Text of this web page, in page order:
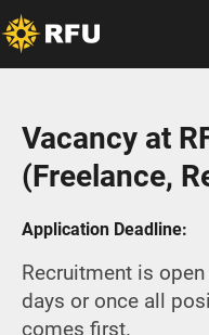
Vacancy at
(Freelance,
Application Deadline:
Recruitment is
days or once all
comes first.